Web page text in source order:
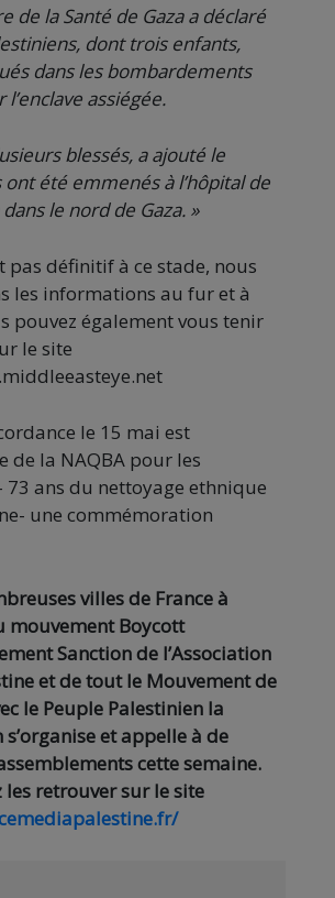
de la Santé de Gaza a déclaré
dont trois enfants,
dans les bombardements
assiégée.
blessés, a ajouté le
été emmenés à l’hôpital de
le nord de Gaza. »
pas définitif à ce stade, nous
les informations au fur et à
pouvez également vous tenir
le site
le 15 mai est
de la NAQBA pour les
73 ans du nettoyage ethnique
une commémoration
villes de France à
mouvement Boycott
Sanction de l’Association
et de tout le Mouvement de
le Peuple Palestinien la
et appelle à de
cette semaine.
les retrouver sur le site